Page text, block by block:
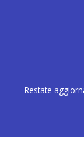
Restate